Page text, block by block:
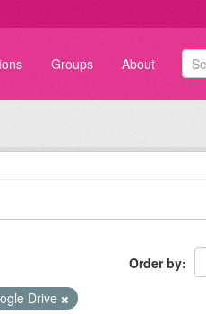
Groups About
Order by
Drive